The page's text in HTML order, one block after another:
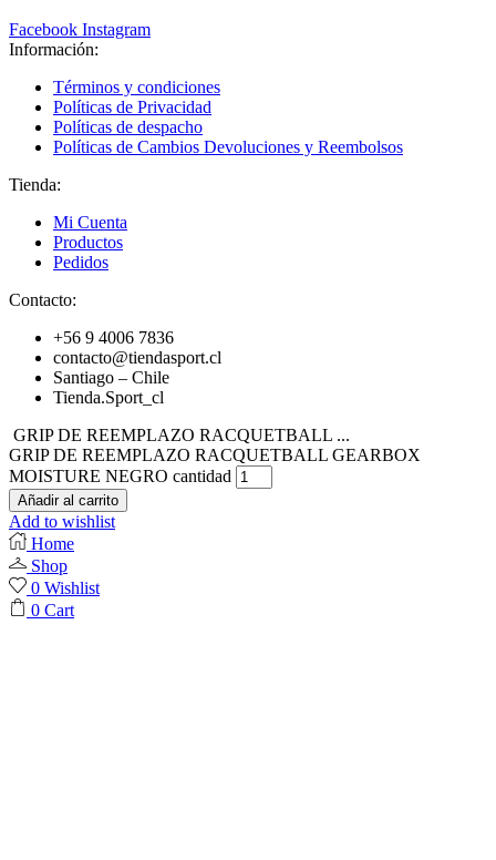
Facebook Instagram
Información:
Términos y condiciones
Políticas de Privacidad
Políticas de despacho
Políticas de Cambios Devoluciones y Reembolsos
Tienda:
Mi Cuenta
Productos
Pedidos
Contacto:
+56 9 4006 7836
contacto@tiendasport.cl
Santiago – Chile
Tienda.Sport_cl
GRIP DE REEMPLAZO RACQUETBALL ...
GRIP DE REEMPLAZO RACQUETBALL GEARBOX
MOISTURE NEGRO cantidad
Añadir al carrito
Add to wishlist
Home
Shop
0 Wishlist
0 Cart